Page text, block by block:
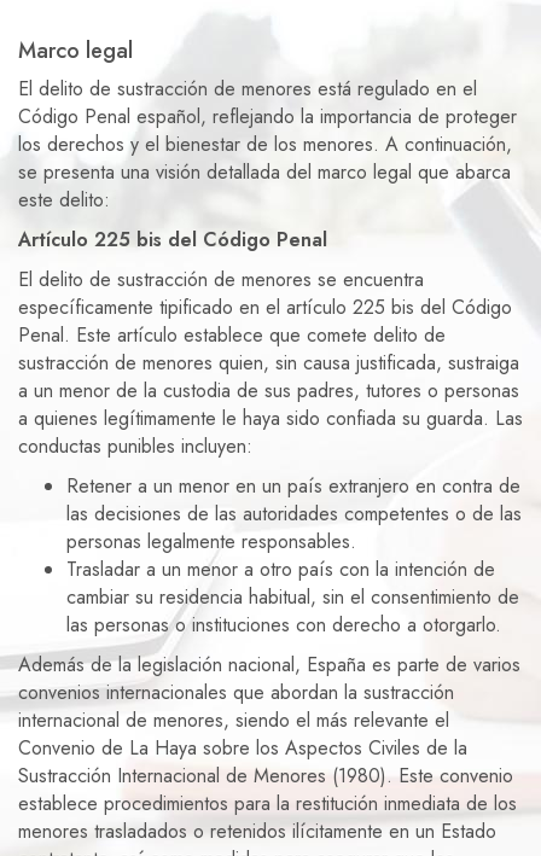
Marco legal
El delito de sustracción de menores está regulado en el
Código Penal español, reflejando la importancia de proteger
los derechos y el bienestar de los menores. A continuación,
se presenta una visión detallada del marco legal que abarca
este delito:
Artículo 225 bis del Código Penal
El delito de sustracción de menores se encuentra
específicamente tipificado en el artículo 225 bis del Código
Penal. Este artículo establece que comete delito de
sustracción de menores quien, sin causa justificada, sustraiga
a un menor de la custodia de sus padres, tutores o personas
a quienes legítimamente le haya sido confiada su guarda. Las
conductas punibles incluyen:
Retener a un menor en un país extranjero en contra de
las decisiones de las autoridades competentes o de las
personas legalmente responsables.
Trasladar a un menor a otro país con la intención de
cambiar su residencia habitual, sin el consentimiento de
las personas o instituciones con derecho a otorgarlo.
Además de la legislación nacional, España es parte de varios
convenios internacionales que abordan la sustracción
internacional de menores, siendo el más relevante el
Convenio de La Haya sobre los Aspectos Civiles de la
Sustracción Internacional de Menores (1980). Este convenio
establece procedimientos para la restitución inmediata de los
menores trasladados o retenidos ilícitamente en un Estado